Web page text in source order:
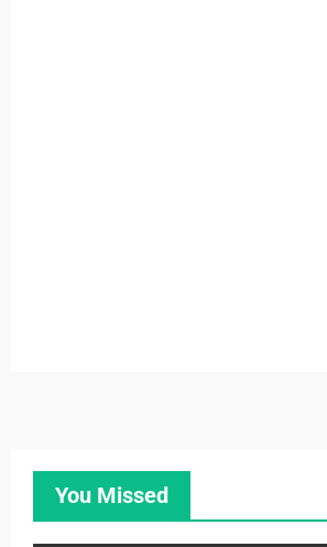
You Missed